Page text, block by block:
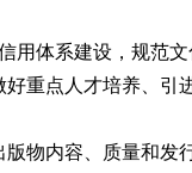
体系建设，规范文
重点人才培养、引
物内容、质量和发